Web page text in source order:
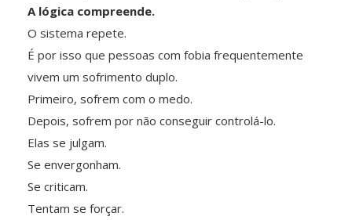
A lógica compreende.
O sistema repete.
É por isso que pessoas com fobia frequentemente
vivem um sofrimento duplo.
Primeiro, sofrem com o medo.
Depois, sofrem por não conseguir controlá-lo.
Elas se julgam.
Se envergonham.
Se criticam.
Tentam se forçar.